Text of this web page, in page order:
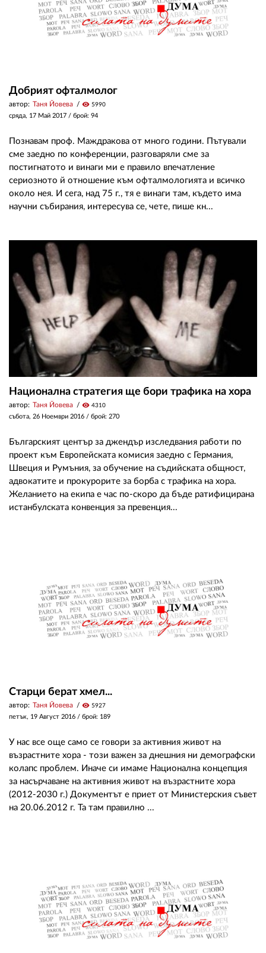
Добрият офталмолог
автор: Таня Йовева visibility 5990
сряда, 17 Май 2017 / брой: 94
Познавам проф. Маждракова от много години. Пътували
сме заедно по конференции, разговаряли сме за
постигнатото и винаги ми е правило впечатление
сериозното й отношение към офталмологията и всичко
около нея. И сега, над 75 г., тя е винаги там, където има
научни събирания, интересува се, чете, пише кн...
Национална стратегия ще бори трафика на хора
автор: Таня Йовева visibility 4310
събота, 26 Ноември 2016 / брой: 270
Българският център за джендър изследвания работи по
проект към Европейската комисия заедно с Германия,
Швеция и Румъния, за обучение на съдийската общност,
адвокатите и прокурорите за борба с трафика на хора.
Желанието на екипа е час по-скоро да бъде ратифицирана
истанбулската конвенция за превенция...
Старци берат хмел...
автор: Таня Йовева visibility 5927
петък, 19 Август 2016 / брой: 189
У нас все още само се говори за активния живот на
възрастните хора - този важен за днешния ни демографски
колапс проблем. Иначе си имаме Национална концепция
за насърчаване на активния живот на възрастните хора
(2012-2030 г.) Документът е приет от Министерския съвет
на 20.06.2012 г. Та там правилно ...